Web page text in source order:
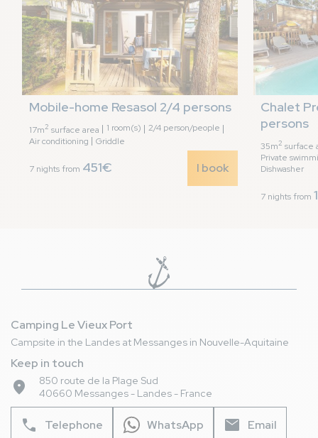
Mobile-home Resasol 2/4 persons
17m2 surface area 1 room(s)
2/4 person/people
Air conditioning
Griddle
7 nights from 451€ I book
Chalet
persons
35m2 surface
Private
Dishwasher
7 nights from
Camping Le Vieux Port
Campsite in the Landes at Messanges in Nouvelle-Aquitaine
Keep in touch
place
850 route de la Plage Sud
40660 Messanges - Landes - France
phone Telephone WhatsApp mail Email